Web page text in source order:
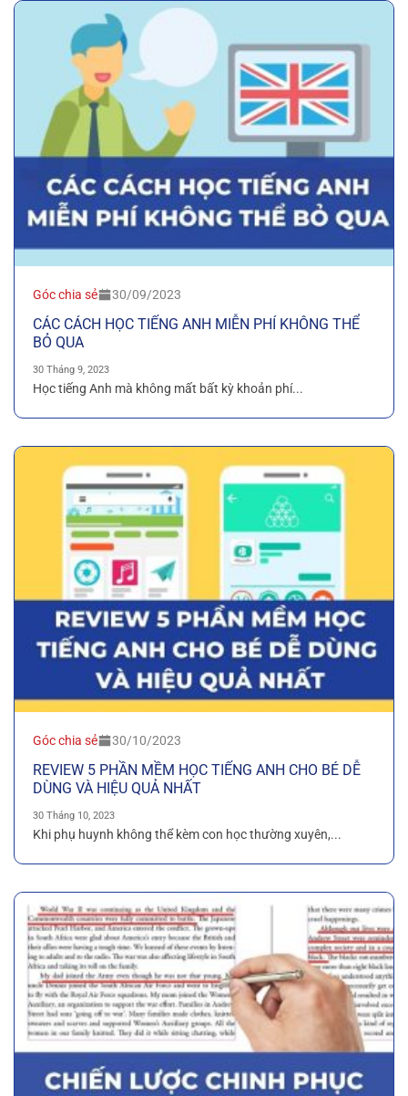
Góc chia sẻ 30/09/2023
CÁC CÁCH HỌC TIẾNG ANH MIỄN PHÍ KHÔNG THỂ
BỎ QUA
30 Tháng 9, 2023
Học tiếng Anh mà không mất bất kỳ khoản phí...
Góc chia sẻ 30/10/2023
REVIEW 5 PHẦN MỀM HỌC TIẾNG ANH CHO BÉ DỄ
DÙNG VÀ HIỆU QUẢ NHẤT
30 Tháng 10, 2023
Khi phụ huynh không thể kèm con học thường xuyên,...